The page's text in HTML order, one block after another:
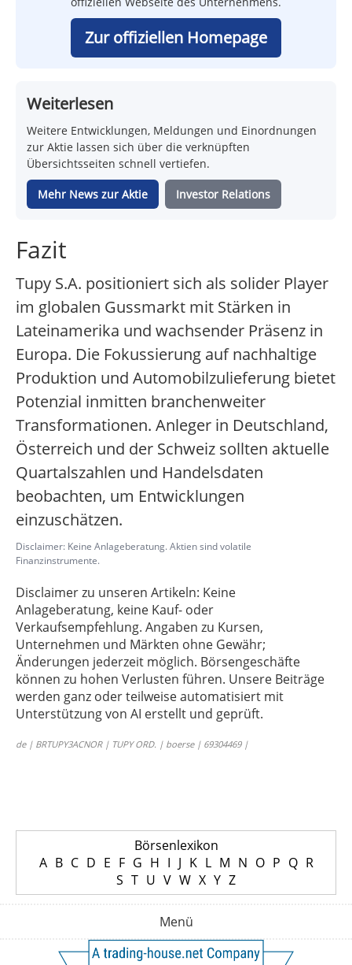
Zur offiziellen Homepage
Weiterlesen
Weitere Entwicklungen, Meldungen und Einordnungen
zur Aktie lassen sich über die verknüpften
Übersichtsseiten schnell vertiefen.
Mehr News zur Aktie Investor Relations
Fazit
Tupy S.A. positioniert sich als solider Player
im globalen Gussmarkt mit Stärken in
Lateinamerika und wachsender Präsenz in
Europa. Die Fokussierung auf nachhaltige
Produktion und Automobilzulieferung bietet
Potenzial inmitten branchenweiter
Transformationen. Anleger in Deutschland,
Österreich und der Schweiz sollten aktuelle
Quartalszahlen und Handelsdaten
beobachten, um Entwicklungen
einzuschätzen.
Disclaimer: Keine Anlageberatung. Aktien sind volatile
Finanzinstrumente.
Disclaimer zu unseren Artikeln: Keine
Anlageberatung, keine Kauf- oder
Verkaufsempfehlung. Angaben zu Kursen,
Unternehmen und Märkten ohne Gewähr;
Änderungen jederzeit möglich. Börsengeschäfte
können zu hohen Verlusten führen. Unsere Beiträge
werden ganz oder teilweise automatisiert mit
Unterstützung von AI erstellt und geprüft.
de | BRTUPY3ACNOR | TUPY ORD. | boerse | 69304469 |
Börsenlexikon
A B C D E F G H I J K L M N O P Q R
S T U V W X Y Z
Menü